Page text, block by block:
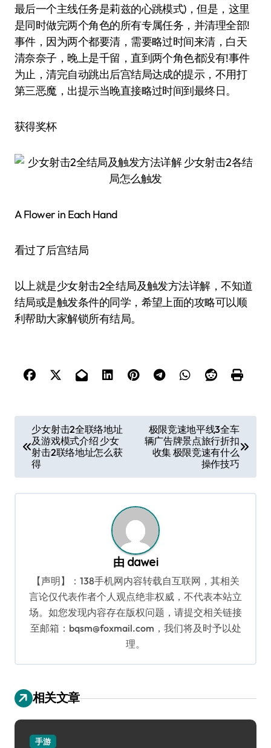
最后一个主线任务是莉兹的心跳模式)，但是，这里
是同时做完两个角色的所有专属任务，并清理全部!
事件，因为两个都要清，需要略过时间来清，白天
清奈奈子，晚上是千留，直到两个角色都没有!事件
为止，清完自动跳出后宫结局达成的提示，不用打
第三恶魔，出提示当晚直接略过时间到最终日。
获得奖杯
A Flower in Each Hand
看过了后宫结局
以上就是少女射击2全结局及触发方法详解，不知道
结局或是触发条件的同学，希望上面的攻略可以顺
利帮助大家解锁所有结局。
章
少女射击2全联络地址
及游戏模式介绍 少女
射击2联络地址怎么获
得
极限竞速地平线3全车
辆广告牌景点旅行折扣
收集 极限竞速有什么
操作技巧
由 dawei
【声明】：138手机网内容转载自互联网，其相关
言论仅代表作者个人观点绝非权威，不代表本站立
场。如您发现内容存在版权问题，请提交相关链接
至邮箱：bqsm@foxmail.com，我们将及时予以处
理。
相关文章
手游